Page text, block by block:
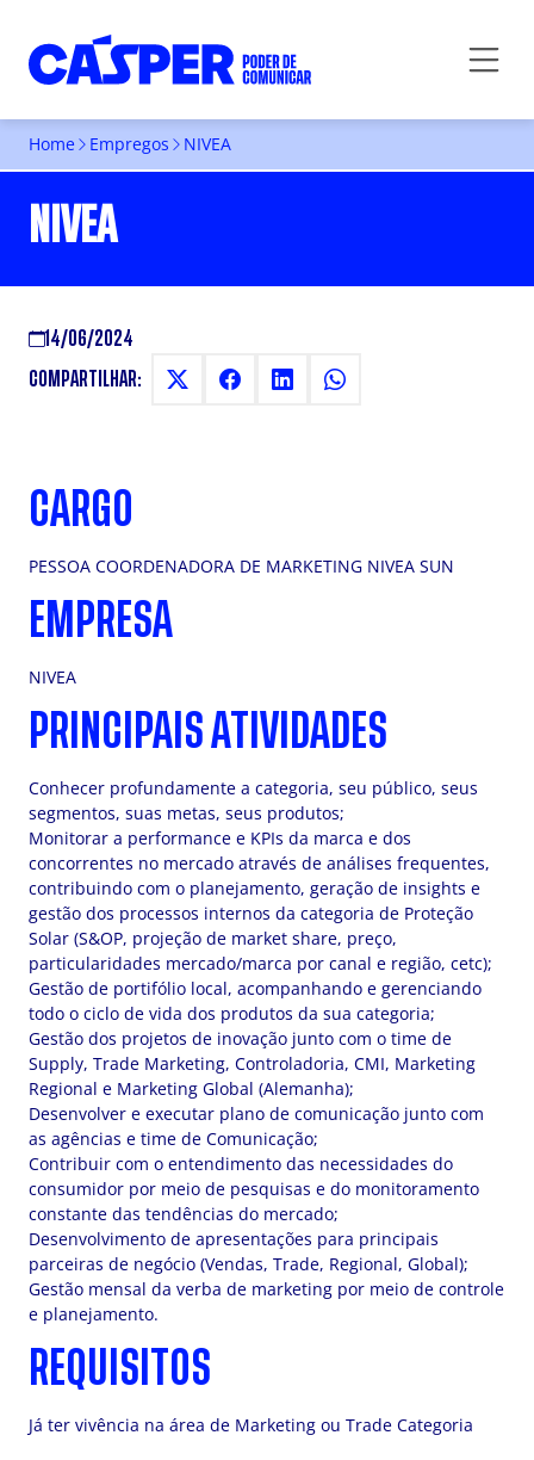
Home Empregos NIVEA
NIVEA
14/06/2024
COMPARTILHAR:
CARGO
PESSOA COORDENADORA DE MARKETING NIVEA SUN
EMPRESA
NIVEA
PRINCIPAIS ATIVIDADES
Conhecer profundamente a categoria, seu público, seus
segmentos, suas metas, seus produtos;
Monitorar a performance e KPIs da marca e dos
concorrentes no mercado através de análises frequentes,
contribuindo com o planejamento, geração de insights e
gestão dos processos internos da categoria de Proteção
Solar (S&OP, projeção de market share, preço,
particularidades mercado/marca por canal e região, cetc);
Gestão de portifólio local, acompanhando e gerenciando
todo o ciclo de vida dos produtos da sua categoria;
Gestão dos projetos de inovação junto com o time de
Supply, Trade Marketing, Controladoria, CMI, Marketing
Regional e Marketing Global (Alemanha);
Desenvolver e executar plano de comunicação junto com
as agências e time de Comunicação;
Contribuir com o entendimento das necessidades do
consumidor por meio de pesquisas e do monitoramento
constante das tendências do mercado;
Desenvolvimento de apresentações para principais
parceiras de negócio (Vendas, Trade, Regional, Global);
Gestão mensal da verba de marketing por meio de controle
e planejamento.
REQUISITOS
Já ter vivência na área de Marketing ou Trade Categoria